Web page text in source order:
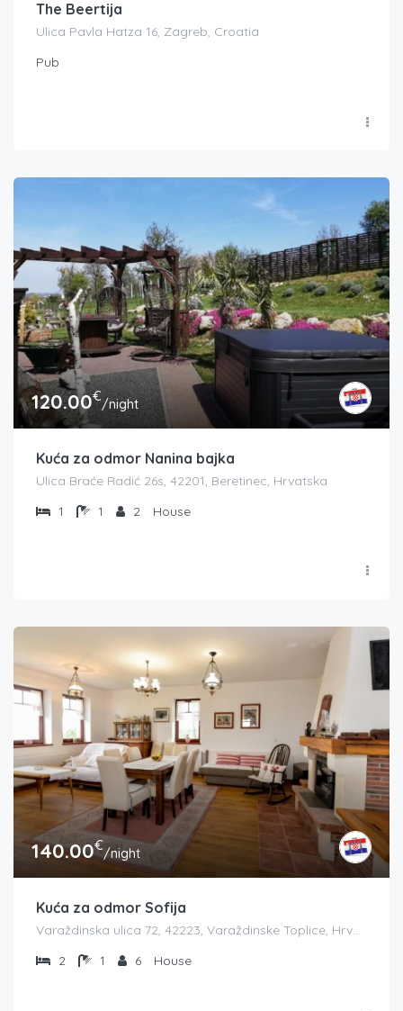
The Beertija
Ulica Pavla Hatza 16, Zagreb, Croatia
Pub
120.00€/night
Kuća za odmor Nanina bajka
Ulica Braće Radić 26s, 42201, Beretinec, Hrvatska
1
1 2 House
140.00€/night
Kuća za odmor Sofija
2
1 6 House